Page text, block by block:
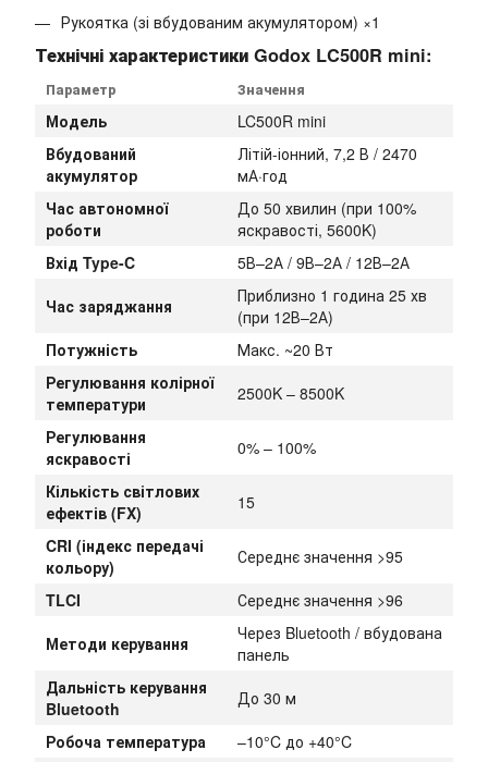
Рукоятка (зі вбудованим акумулятором) ×1
Технічні характеристики Godox LC500R mini:
Параметр Значення
Модель
LC500R mini
Вбудований
акумулятор
Літій-іонний, 7,2 В / 2470
мА·год
Час автономної
роботи
До 50 хвилин (при 100%
яскравості, 5600K)
Вхід Type-C
5В–2А / 9В–2А / 12В–2А
Час заряджання
Приблизно 1 година 25 хв
(при 12В–2А)
Потужність
Макс. ~20 Вт
Регулювання колірної
температури
2500K – 8500K
Регулювання
яскравості
0% – 100%
Кількість світлових
ефектів (FX)
15
CRI (індекс передачі
кольору)
Середнє значення >95
TLCI
Середнє значення >96
Методи керування
Через Bluetooth / вбудована
панель
Дальність керування
Bluetooth
До 30 м
Робоча температура
–10°C до +40°C